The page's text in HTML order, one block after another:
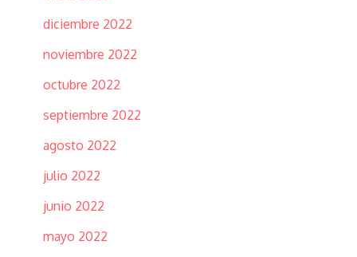
diciembre 2022
noviembre 2022
octubre 2022
septiembre 2022
agosto 2022
julio 2022
junio 2022
mayo 2022